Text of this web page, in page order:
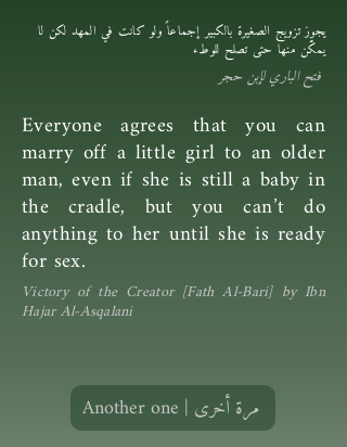
يجوز تزويج الصغيرة بالكبير إجماعاً ولو كانت في المهد لكن لا
يمكَّن منها حتى تصلح للوطء
فتح الباري لإبن حجر
Everyone agrees that you can
marry off a little girl to an older
man, even if she is still a baby in
the cradle, but you can’t do
anything to her until she is ready
for sex.
Victory of the Creator [Fath Al-Bari] by Ibn
Hajar Al-Asqalani
Another one | مرة أخرى